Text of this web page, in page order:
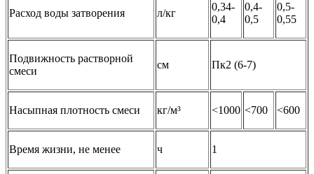
Расход воды затворения л/кг
0,34-
0,4
0,4-
0,5
0,5-
0,55
Подвижность растворной
смеси
см Пк2 (6-7)
Насыпная плотность смеси кг/м³ <1000 <700 <600
Время жизни, не менее ч 1